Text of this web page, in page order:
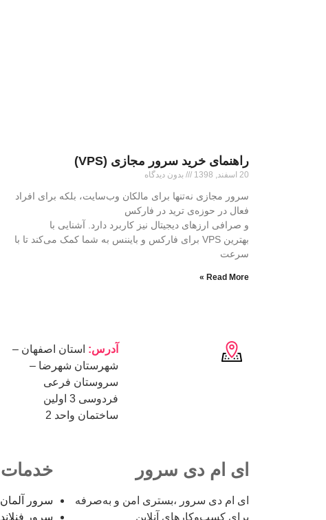
راهنمای خرید سرور مجازی (VPS)
20 اسفند, 1398 بدون دیدگاه
سرور مجازی نه‌تنها برای مالکان وب‌سایت، بلکه برای افراد
فعال در حوزه‌ی ترید در فارکس
و صرافی ارزهای دیجیتال نیز کاربرد دارد. آشنایی با
بهترین VPS برای فارکس و بایننس به شما کمک می‌کند تا با
سرعت
Read More »
آدرس: استان اصفهان –
شهرستان شهرضا –
سروستان فرعی
فردوسی 3 اولین
ساختمان واحد 2
ای ام دی سرور
ای ام دی سرور ،بستری امن و به‌صرفه
برای کسب‌وکارهای آنلاین
خدمات
سرور آلمان
سرور فنلاند